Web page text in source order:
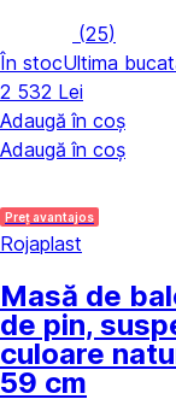
(25)
În stocUltima
2 532 Lei
Adaugă în coș
Adaugă în coș
Preț avantajos
Rojaplast
Masă de
de pin,
culoare
59 cm